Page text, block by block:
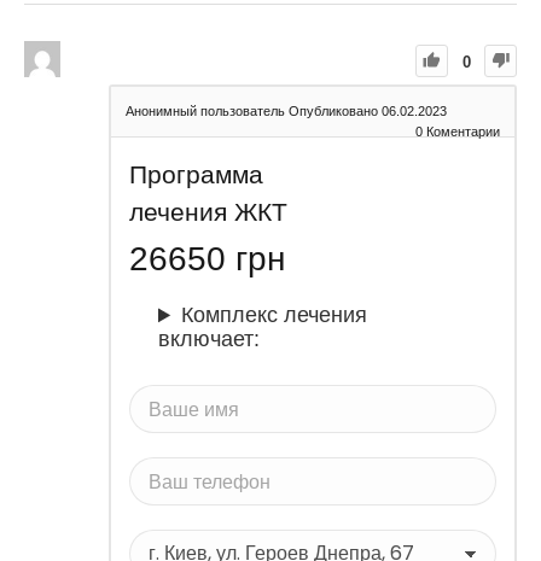
0
Анонимный пользователь Опубликовано 06.02.2023
0 Коментарии
Программа
лечения ЖКТ
26650 грн
Комплекс лечения
включает: